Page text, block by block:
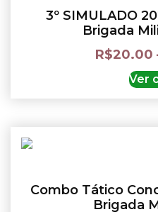
3º SIMULADO
Brigada
R$20.00
Ver
Combo Tático
Brigada